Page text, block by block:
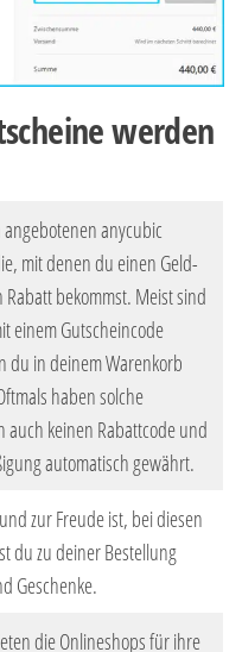
werden
anycubic
mit denen du einen Geld-
bekommst. Meist sind
einem Gutscheincode
du in deinem Warenkorb
haben solche
auch keinen Rabattcode und
automatisch gewährt.
zur Freude ist, bei diesen
du zu deiner Bestellung
Geschenke.
die Onlineshops für ihre